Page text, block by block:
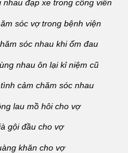
đạp xe trong công viên
sóc vợ trong bệnh viện
sóc nhau khi ốm đau
nhau ôn lại kỉ niệm cũ
cảm chăm sóc nhau
lau mồ hôi cho vợ
gội đầu cho vợ
khăn cho vợ